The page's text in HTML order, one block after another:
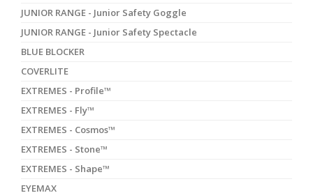
JUNIOR RANGE - Junior Safety Goggle
JUNIOR RANGE - Junior Safety Spectacle
BLUE BLOCKER
COVERLITE
EXTREMES - Profile™
EXTREMES - Fly™
EXTREMES - Cosmos™
EXTREMES - Stone™
EXTREMES - Shape™
EYEMAX